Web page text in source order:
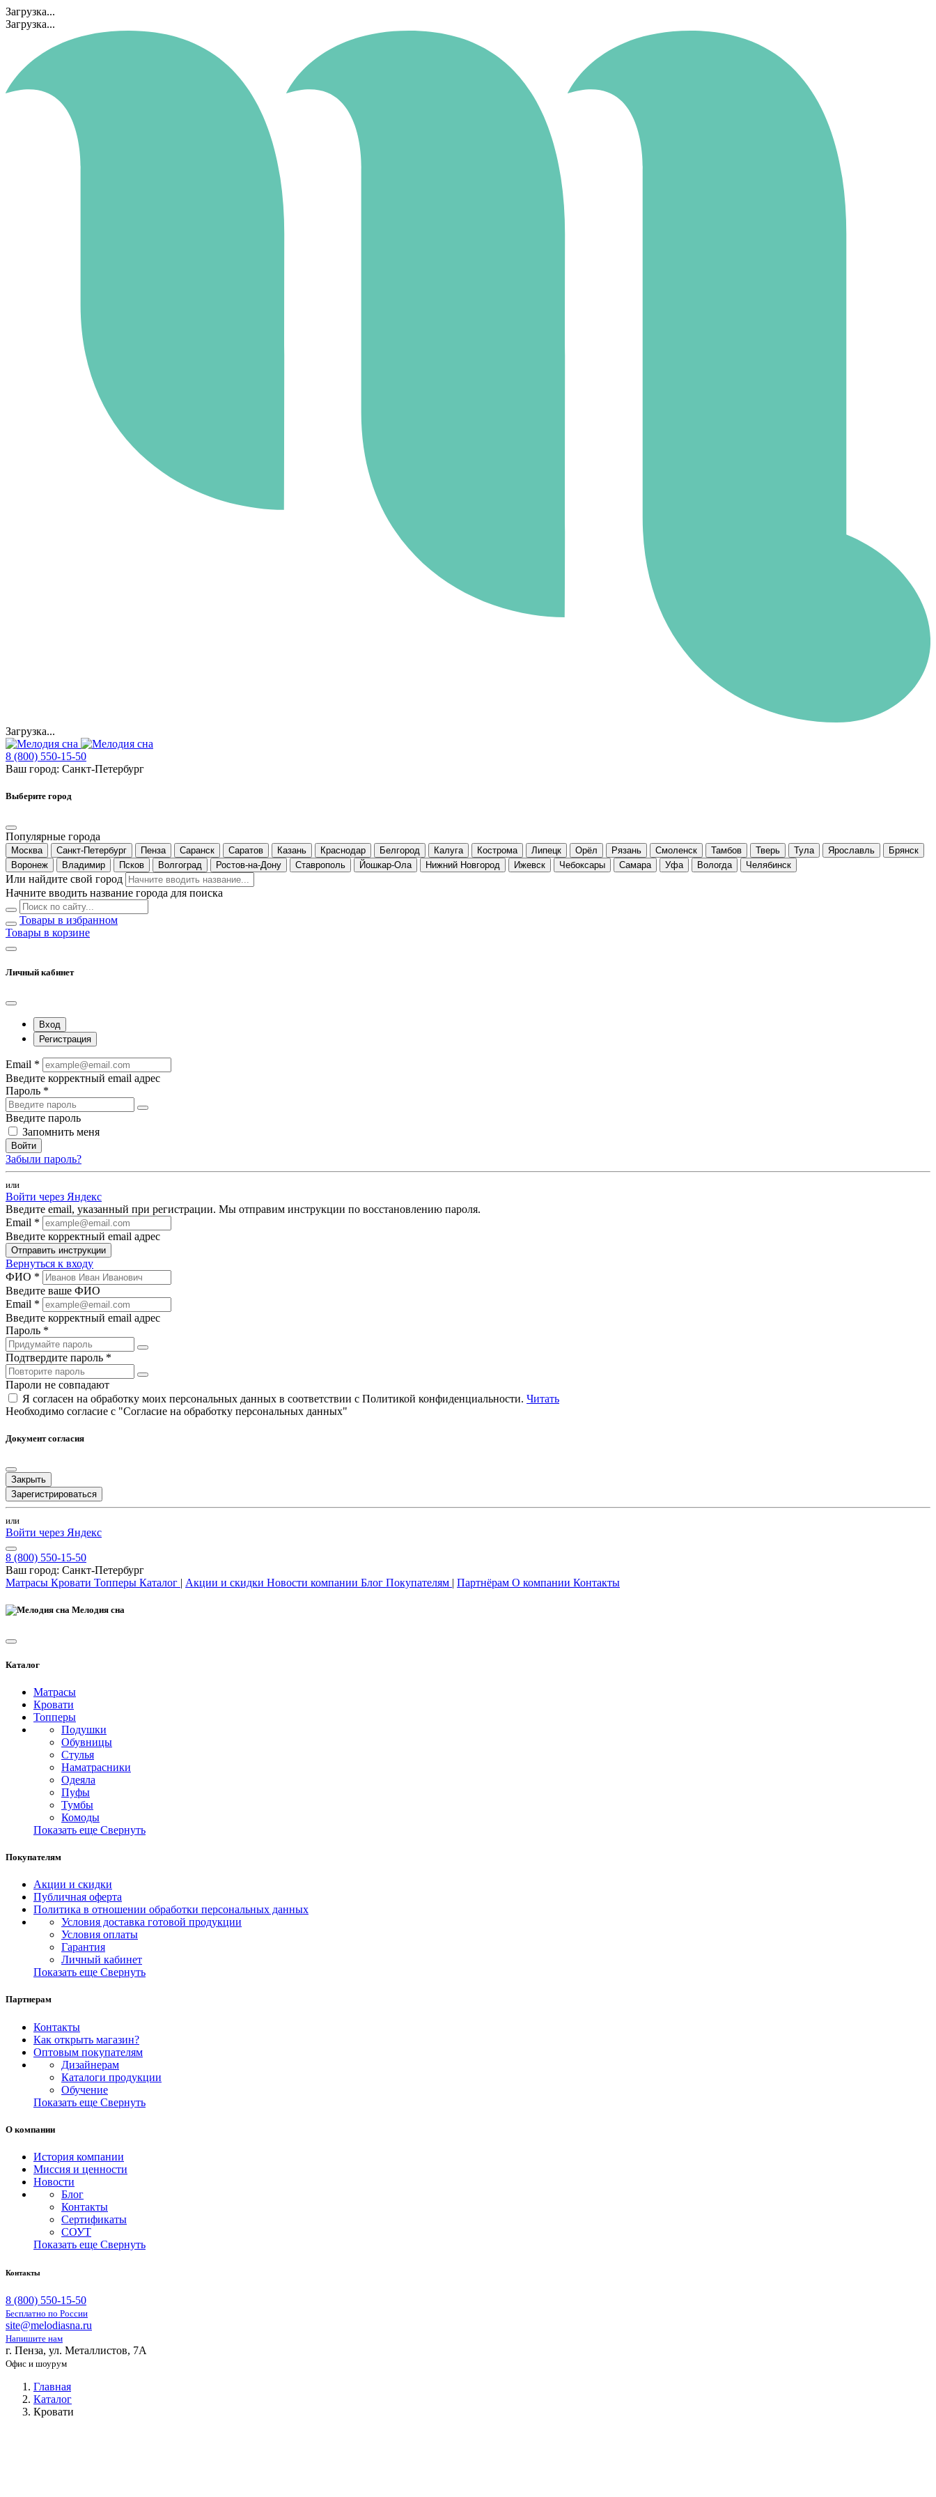
Загрузка...
Загрузка...
Загрузка...
8 (800) 550-15-50
Ваш город: Санкт-Петербург
Выберите город
Популярные города
Москва Санкт-Петербург Пенза Саранск Саратов Казань Краснодар Белгород Калуга Кострома Липецк Орёл Рязань Смоленск Тамбов Тверь Тула Ярославль
Брянск
Воронеж
Владимир Псков Волгоград Ростов-на-Дону Ставрополь Йошкар-Ола Нижний Новгород Ижевск Чебоксары Самара Уфа Вологда Челябинск
Или найдите свой город
Начните вводить название города для поиска
Товары в избранном
Товары в корзине
Личный кабинет
Вход
Регистрация
Email *
Введите корректный email адрес
Пароль *
Введите пароль
Запомнить меня
Войти
Забыли пароль?
или
Войти через Яндекс
Введите email, указанный при регистрации. Мы отправим инструкции по восстановлению пароля.
Email *
Введите корректный email адрес
Отправить инструкции
Вернуться к входу
ФИО *
Введите ваше ФИО
Email *
Введите корректный email адрес
Пароль *
Подтвердите пароль *
Пароли не совпадают
Я согласен на обработку моих персональных данных в соответствии с Политикой конфиденциальности. Читать
Необходимо согласие с "Согласие на обработку персональных данных"
Документ согласия
Закрыть
Зарегистрироваться
или
Войти через Яндекс
8 (800) 550-15-50
Ваш город: Санкт-Петербург
Матрасы Кровати Топперы Каталог | Акции и скидки Новости компании Блог Покупателям | Партнёрам О компании Контакты
Мелодия сна
Каталог
Матрасы
Кровати
Топперы
Подушки
Обувницы
Стулья
Наматрасники
Одеяла
Пуфы
Тумбы
Комоды
Показать еще Свернуть
Покупателям
Акции и скидки
Публичная оферта
Политика в отношении обработки персональных данных
Условия доставка готовой продукции
Условия оплаты
Гарантия
Личный кабинет
Показать еще Свернуть
Партнерам
Контакты
Как открыть магазин?
Оптовым покупателям
Дизайнерам
Каталоги продукции
Обучение
Показать еще Свернуть
О компании
История компании
Миссия и ценности
Новости
Блог
Контакты
Сертификаты
СОУТ
Показать еще Свернуть
Контакты
8 (800) 550-15-50
Бесплатно по России
site@melodiasna.ru
Напишите нам
г. Пенза, ул. Металлистов, 7А
Офис и шоурум
Главная
Каталог
Кровати